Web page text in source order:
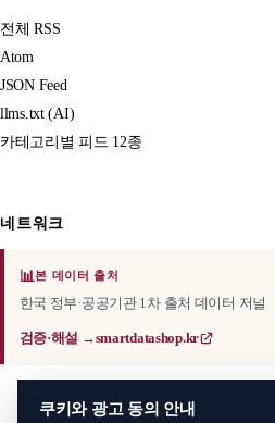
전체 RSS
Atom
JSON Feed
llms.txt (AI)
카테고리별 피드 12종
네트워크
📊본 데이터 출처
한국 정부·공공기관 1차 출처 데이터 저널
검증·해설 →smartdatashop.kr
쿠키와 광고 동의 안내